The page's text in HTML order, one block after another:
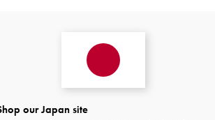
our Japan site